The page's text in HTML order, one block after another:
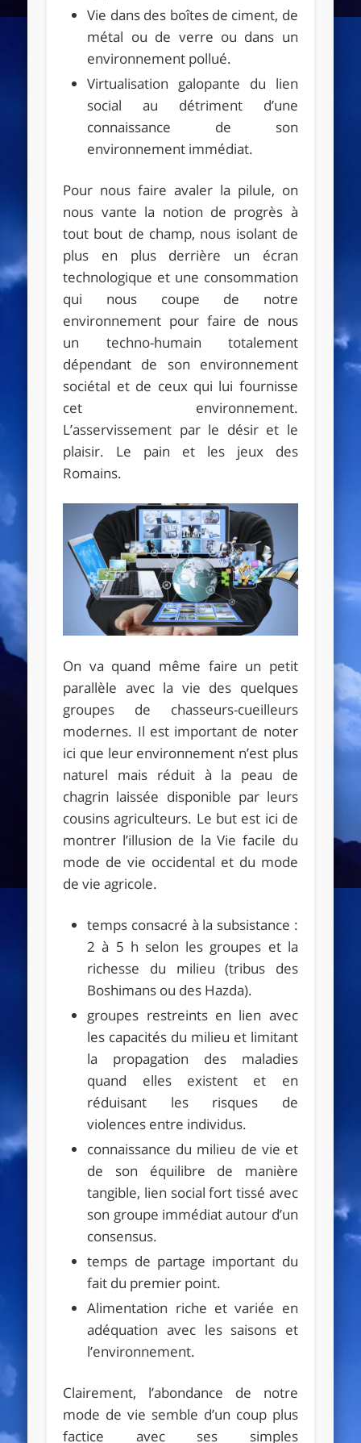
Vie dans des boîtes de ciment, de
métal ou de verre ou dans un
environnement pollué.
Virtualisation galopante du lien
social au détriment d’une
connaissance de son
environnement immédiat.
Pour nous faire avaler la pilule, on
nous vante la notion de progrès à
tout bout de champ, nous isolant de
plus en plus derrière un écran
technologique et une consommation
qui nous coupe de notre
environnement pour faire de nous
un techno-humain totalement
dépendant de son environnement
sociétal et de ceux qui lui fournisse
cet environnement.
L’asservissement par le désir et le
plaisir. Le pain et les jeux des
Romains.
On va quand même faire un petit
parallèle avec la vie des quelques
groupes de chasseurs-cueilleurs
modernes. Il est important de noter
ici que leur environnement n’est plus
naturel mais réduit à la peau de
chagrin laissée disponible par leurs
cousins agriculteurs. Le but est ici de
montrer l’illusion de la Vie facile du
mode de vie occidental et du mode
de vie agricole.
temps consacré à la subsistance :
2 à 5 h selon les groupes et la
richesse du milieu (tribus des
Boshimans ou des Hazda).
groupes restreints en lien avec
les capacités du milieu et limitant
la propagation des maladies
quand elles existent et en
réduisant les risques de
violences entre individus.
connaissance du milieu de vie et
de son équilibre de manière
tangible, lien social fort tissé avec
son groupe immédiat autour d’un
consensus.
temps de partage important du
fait du premier point.
Alimentation riche et variée en
adéquation avec les saisons et
l’environnement.
Clairement, l’abondance de notre
mode de vie semble d’un coup plus
factice avec ses simples